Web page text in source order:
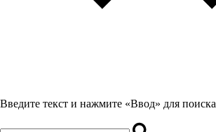
Введите текст и нажмите «Ввод» для поиска